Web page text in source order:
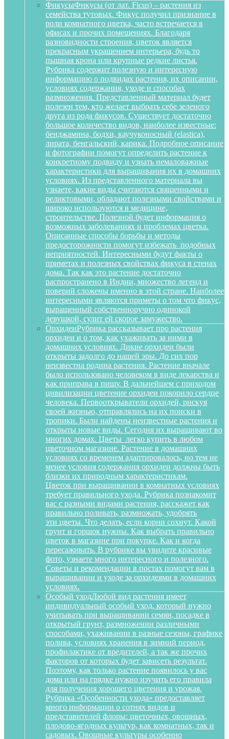
ФикусыФикусы (от лат. Ficus) – растения из
семейства тутовых. Фикус получил признание в
роли комнатного цветка, часто встречается в
офисах и прочих помещениях. Благодаря
разновидности строения, цветок является
прекрасным украшением интерьера, будь то
пышная крона или крупные редкие листья.
Рубрика содержит полезную и интересную
информацию о подвидах растения, их описании,
условиях содержания, уходе и способах
размножения. Представленный материал будет
полезен тем, кто желает выбрать себе зеленого
друга из рода фикусов. Существует достаточно
большое количество видов, наиболее известные:
бенджамина, бодхи, каучуконосный (elastica),
лирата, бенгальский, карика. Подробное описание
и фотографии помогут определить растение к
конкретному подвиду и узнать немаловажные
характеристики для выращивания их в домашних
условиях. Из представленного материала вы
узнаете, какие виды считаются священными и
реликтовыми, обладают полезными свойствами и
широко используются в медицине,
строительстве. Полезной будет информация о
возможных заболеваниях и проблемах цветка.
Описанные способы борьбы и методы
предосторожности помогут избежать подобных
неприятностей. Интересными будут факты о
приметах и полезных свойствах фикуса в стенах
дома. Так как это растение достаточно
распространено в Индии, множество легенд и
поверий сложены именно в этой стране. Наиболее
интересными являются приметы о том что фикус,
выращенный собственноручно одинокой
девушкой, сулит ей скорое замужество.
ОрхидеиРубрика рассказывает про растения
орхидеи и о том, как ухаживать за ними в
домашних условиях. Дикие орхидеи были
открыты задолго до нашей эры. До сих пор
неизвестна родина растения. Растение вначале
было использовано человеком в виде лекарства и
как приправа в пищу. В дальнейшем с приходом
цивилизации цветение орхидеи покорило сердце
человека. Первооткрыватели орхидей, рискуя
своей жизнью, отправлялись на их поиски в
тропики. Были найдены неизвестные растения и
открыты новые виды. Сегодня их выращивают во
многих домах. Цветы легко купить в любом
цветочном магазине. Растение в домашних
условиях со временем адаптировалось, но тем не
менее условия содержания орхидеи должны быть
близки их природным характеристикам.
Цветок при выращивании в комнатных условиях
требует правильного ухода. Рубрика познакомит
вас с разными видами растения, расскажет как
правильно поливать, размножать, удобрять
эти цветы. Что делать, если корни сохнут. Какой
грунт и горшок нужны. Как выбрать правильно
цветок в магазине при покупке. Как и когда
пересаживать. В рубрике вы увидите красивые
фото, узнаете много интересного и полезного.
Советы и рекомендации в постах помогут вам в
выращивании и уходе за орхидеями в домашних
условиях.
Особый уходЛюбой вид растения имеет
индивидуальный особый уход, который нужно
учитывать при выращивании семян, посадке в
открытый грунт, размножении различными
способами, ухаживании в разные сезоны, графике
полива, условиях хранения в зимний период,
профилактике от вредителей, а так же прочих
факторов от которых будет зависеть результат.
Поэтому, как только растение появилось у вас
дома или на грядке нужно изучить его правила
для получения хорошего цветения и урожая.
Рубрика «Особенности ухода» предоставляет
много информации о сотнях видов и
представителей флоры: цветочных, овощных,
плодово-ягодных культур, как комнатных, так и
садовых. Овощные культуры особенно